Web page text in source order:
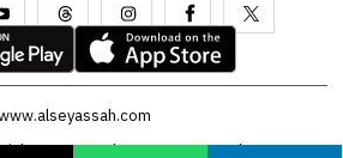
About us
Contact us
Reserved ©